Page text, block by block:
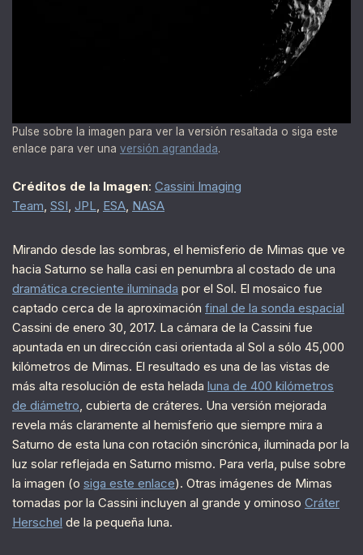
Pulse sobre la imagen para ver la versión resaltada o siga este
enlace para ver una versión agrandada.
Créditos de la Imagen: Cassini Imaging
Team, SSI, JPL, ESA, NASA
Mirando desde las sombras, el hemisferio de Mimas que ve
hacia Saturno se halla casi en penumbra al costado de una
dramática creciente iluminada por el Sol. El mosaico fue
captado cerca de la aproximación final de la sonda espacial
Cassini de enero 30, 2017. La cámara de la Cassini fue
apuntada en un dirección casi orientada al Sol a sólo 45,000
kilómetros de Mimas. El resultado es una de las vistas de
más alta resolución de esta helada luna de 400 kilómetros
de diámetro, cubierta de cráteres. Una versión mejorada
revela más claramente al hemisferio que siempre mira a
Saturno de esta luna con rotación sincrónica, iluminada por la
luz solar reflejada en Saturno mismo. Para verla, pulse sobre
la imagen (o siga este enlace). Otras imágenes de Mimas
tomadas por la Cassini incluyen al grande y ominoso Cráter
Herschel de la pequeña luna.